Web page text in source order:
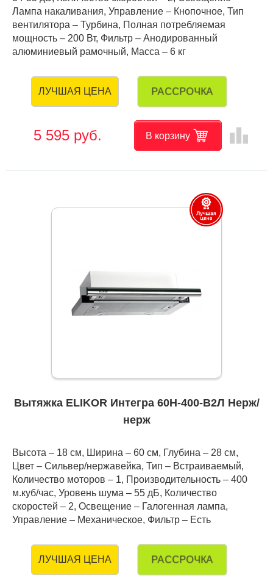
Лампа накаливания, Управление – Кнопочное, Тип
вентилятора – Турбина, Полная потребляемая
мощность – 200 Вт, Фильтр – Анодированный
алюминиевый рамочный, Масса – 6 кг
ЛУЧШАЯ ЦЕНА РАССРОЧКА
5 595 руб. В корзину leaderboard
Вытяжка ELIKOR Интегра 60Н-400-В2Л Нерж/
нерж
Высота – 18 см, Ширина – 60 см, Глубина – 28 см,
Цвет – Cильвер/нержавейка, Тип – Встраиваемый,
Количество моторов – 1, Производительность – 400
м.куб/час, Уровень шума – 55 дБ, Количество
скоростей – 2, Освещение – Галогенная лампа,
Управление – Механическое, Фильтр – Есть
ЛУЧШАЯ ЦЕНА РАССРОЧКА